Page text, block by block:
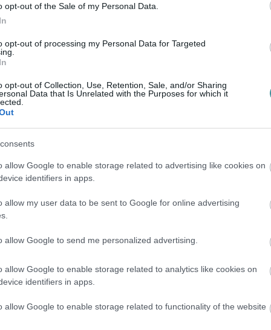
opt-out of the Sale of my Personal Data.
opt-out of processing my Personal Data for Targeted
opt-out of Collection, Use, Retention, Sale, and/or Sharing
Data that Is Unrelated with the Purposes for which it
allow Google to enable storage related to advertising like cookies on
identifiers in apps.
allow my user data to be sent to Google for online advertising
allow Google to send me personalized advertising.
allow Google to enable storage related to analytics like cookies on
identifiers in apps.
allow Google to enable storage related to functionality of the website
és kedvezményes ajánlatok várják
egy 2000 forintos kupont tartalmaz,
vásárlás esetén válthatnak be. Ezen
5-ig, kizárólag az új üzletben. A
elérhetők.
az EGRI ÜGYEK Google Hírek oldalán!